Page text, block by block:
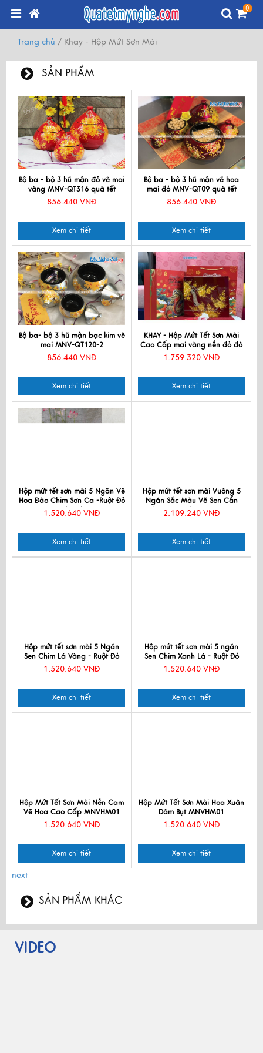
0
Trang chủ / Khay - Hộp Mứt Sơn Mài
SẢN PHẨM
Bộ ba - bộ 3 hũ mận đỏ vẽ mai
vàng MNV-QT316 quà tết
856.440 VNĐ
Xem chi tiết
Bộ ba - bộ 3 hũ mận vẽ hoa
mai đỏ MNV-QT09 quà tết
856.440 VNĐ
Xem chi tiết
Bộ ba- bộ 3 hũ mận bạc kim vẽ
mai MNV-QT120-2
856.440 VNĐ
Xem chi tiết
KHAY - Hộp Mứt Tết Sơn Mài
Cao Cấp mai vàng nền đỏ đô
HM02-3
1.759.320 VNĐ
Xem chi tiết
Hộp mứt tết sơn mài 5 Ngăn Vẽ
Hoa Đào Chim Sơn Ca -Ruột Đỏ
D30xH7.5 (9cm) QTDHV1
1.520.640 VNĐ
Xem chi tiết
Hộp mứt tết sơn mài Vuông 5
Ngăn Sắc Màu Vẽ Sen Cẩn
Trứng Màu Đỏ D30cm MNV-
2.109.240 VNĐ
Xem chi tiết
Hộp mứt tết sơn mài 5 Ngăn
Sen Chim Lá Vàng - Ruột Đỏ
D30xH7.5 (9cm) QTDHI1.1
1.520.640 VNĐ
Xem chi tiết
Hộp mứt tết sơn mài 5 ngăn
Sen Chim Xanh Lá - Ruột Đỏ
D30xH7.5 (9cm) QTDHI1
1.520.640 VNĐ
Xem chi tiết
Hộp Mứt Tết Sơn Mài Nền Cam
Vẽ Hoa Cao Cấp MNVHM01
1.520.640 VNĐ
Xem chi tiết
Hộp Mứt Tết Sơn Mài Hoa Xuân
Dâm Bụt MNVHM01
1.520.640 VNĐ
Xem chi tiết
next
SẢN PHẨM KHÁC
VIDEO